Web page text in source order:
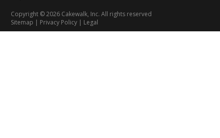
Copyright © 2026 Cakewalk, Inc. All rights reserved
Sitemap | Privacy Policy | Legal